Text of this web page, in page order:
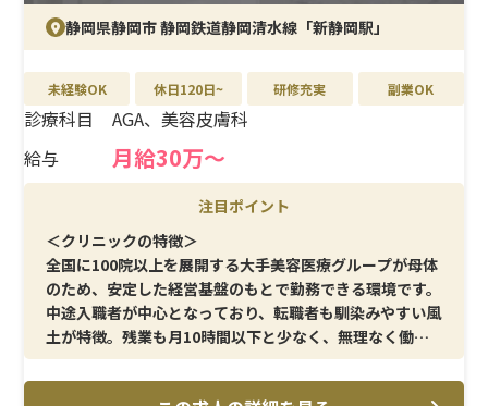
静岡県静岡市 静岡鉄道静岡清水線「新静岡駅」
未経験OK 休日120日~ 研修充実 副業OK
診療科目
AGA、美容皮膚科
給与
月給30万〜
注目ポイント
＜クリニックの特徴＞
全国に100院以上を展開する大手美容医療グループが母体
のため、安定した経営基盤のもとで勤務できる環境です。
中途入職者が中心となっており、転職者も馴染みやすい風
土が特徴。残業も月10時間以下と少なく、無理なく働き
続けられる体制が整っています。